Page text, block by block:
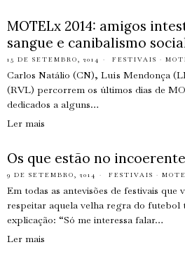
MOTELx 2014: amigos
sangue e canibalismo
15 DE SETEMBRO, 2014 FESTIVAIS ·
Carlos Natálio (CN), Luís Mendonça
(RVL) percorrem os últimos dias de
dedicados a alguns…
Ler mais
Os que estão no incoerente
9 DE SETEMBRO, 2014 FESTIVAIS ·
Em todas as antevisões de festivais
respeitar aquela velha regra do
explicação: “Só me interessa falar…
Ler mais